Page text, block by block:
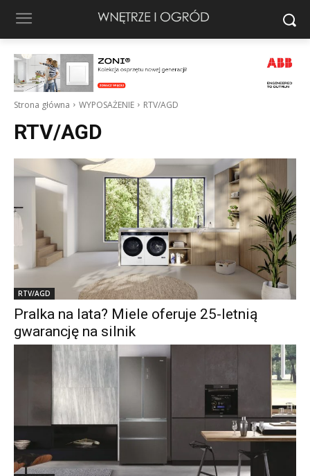
Strona główna WYPOSAŻENIE RTV/AGD
RTV/AGD
RTV/AGD
Pralka na lata? Miele oferuje 25-letnią
gwarancję na silnik